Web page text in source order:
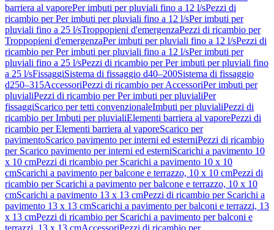
barriera al vaporePer imbuti per pluviali fino a 12 l/sPezzi di
ricambio per Per imbuti per pluviali fino a 12 l/sPer imbuti per
pluviali fino a 25 l/sTroppopieni d'emergenzaPezzi di ricambio per
Troppopieni d'emergenzaPer imbuti per pluviali fino a 12 l/sPezzi di
ricambio per Per imbuti per pluviali fino a 12 l/sPer imbuti per
pluviali fino a 25 l/sPezzi di ricambio per Per imbuti per pluviali fino
a 25 l/sFissaggiSistema di fissaggio d40–200Sistema di fissaggio
d250–315AccessoriPezzi di ricambio per AccessoriPer imbuti per
pluvialiPezzi di ricambio per Per imbuti per pluvialiPer
fissaggiScarico per tetti convenzionaleImbuti per pluvialiPezzi di
ricambio per Imbuti per pluvialiElementi barriera al vaporePezzi di
ricambio per Elementi barriera al vaporeScarico per
pavimentoScarico pavimento per interni ed esterniPezzi di ricambio
per Scarico pavimento per interni ed esterniScarichi a pavimento 10
x 10 cmPezzi di ricambio per Scarichi a pavimento 10 x 10
cmScarichi a pavimento per balcone e terrazzo, 10 x 10 cmPezzi di
ricambio per Scarichi a pavimento per balcone e terrazzo, 10 x 10
cmScarichi a pavimento 13 x 13 cmPezzi di ricambio per Scarichi a
pavimento 13 x 13 cmScarichi a pavimento per balconi e terrazzi, 13
x 13 cmPezzi di ricambio per Scarichi a pavimento per balconi e
terrazzi, 13 x 13 cmAccessoriPezzi di ricambio per